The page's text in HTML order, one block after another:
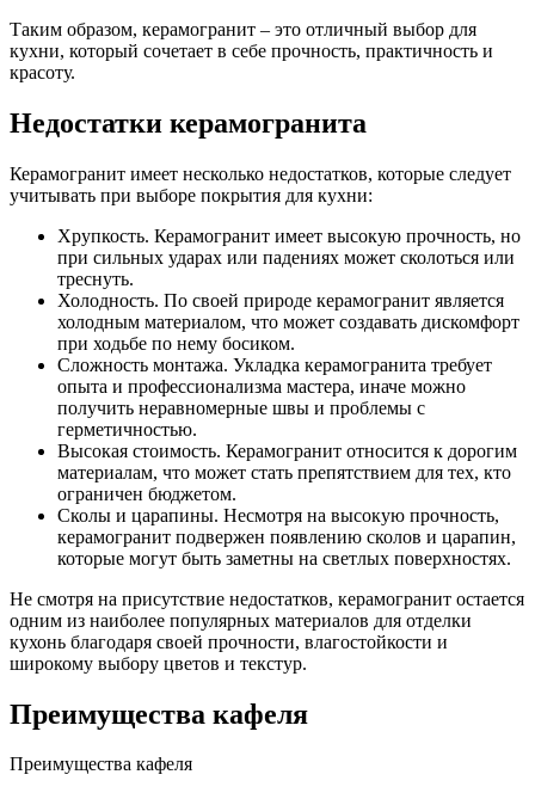
Таким образом, керамогранит – это отличный выбор для
кухни, который сочетает в себе прочность, практичность и
красоту.
Недостатки керамогранита
Керамогранит имеет несколько недостатков, которые следует
учитывать при выборе покрытия для кухни:
Хрупкость. Керамогранит имеет высокую прочность, но
при сильных ударах или падениях может сколоться или
треснуть.
Холодность. По своей природе керамогранит является
холодным материалом, что может создавать дискомфорт
при ходьбе по нему босиком.
Сложность монтажа. Укладка керамогранита требует
опыта и профессионализма мастера, иначе можно
получить неравномерные швы и проблемы с
герметичностью.
Высокая стоимость. Керамогранит относится к дорогим
материалам, что может стать препятствием для тех, кто
ограничен бюджетом.
Сколы и царапины. Несмотря на высокую прочность,
керамогранит подвержен появлению сколов и царапин,
которые могут быть заметны на светлых поверхностях.
Не смотря на присутствие недостатков, керамогранит остается
одним из наиболее популярных материалов для отделки
кухонь благодаря своей прочности, влагостойкости и
широкому выбору цветов и текстур.
Преимущества кафеля
Преимущества кафеля